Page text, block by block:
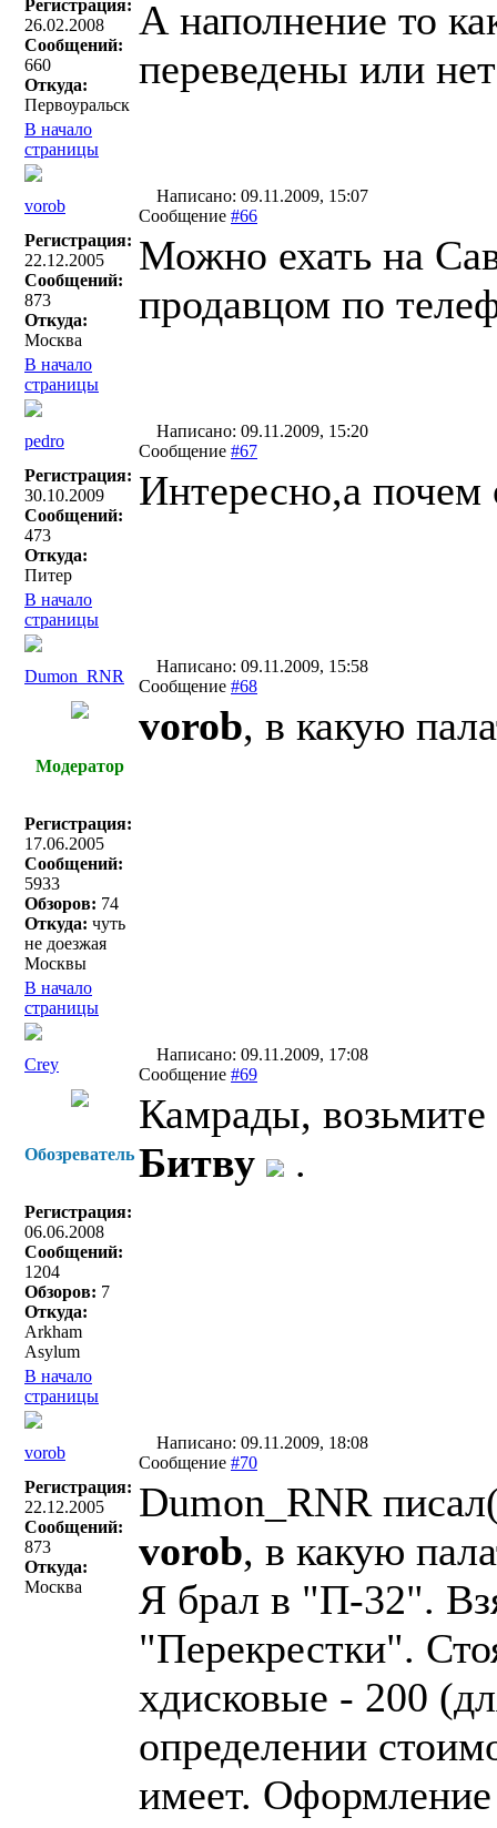
Регистрация:
26.02.2008
Сообщений:
660
Откуда:
Первоуральск
А наполнение то
переведены или
В начало
страницы
vorob
Написано: 09.11.2009, 15:07
Сообщение #66
Регистрация:
22.12.2005
Сообщений:
873
Откуда:
Москва
Можно ехать на
продавцом по
В начало
страницы
pedro
Написано: 09.11.2009, 15:20
Сообщение #67
Регистрация:
30.10.2009
Сообщений:
473
Откуда:
Питер
Интересно,а
В начало
страницы
Dumon_RNR
Написано: 09.11.2009, 15:58
Сообщение #68
Модератор
Регистрация:
17.06.2005
Сообщений:
5933
Обзоров: 74
Откуда: чуть
не доезжая
Москвы
vorob, в какую
В начало
страницы
Crey
Написано: 09.11.2009, 17:08
Сообщение #69
Обозреватель
Регистрация:
06.06.2008
Сообщений:
1204
Обзоров: 7
Откуда:
Arkham
Asylum
Камрады,
Битву
.
В начало
страницы
vorob
Написано: 09.11.2009, 18:08
Сообщение #70
Регистрация:
22.12.2005
Сообщений:
873
Откуда:
Москва
Dumon_RNR
vorob, в какую
Я брал в "П-32".
"Перекрестки".
хдисковые - 200
определении
имеет. Оформление